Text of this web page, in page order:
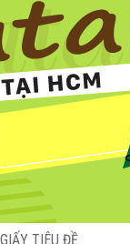
TIÊU ĐỀ